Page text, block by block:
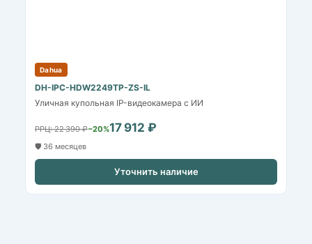
Dahua
DH-IPC-HDW2249TP-ZS-IL
Уличная купольная IP-видеокамера с ИИ
РРЦ: 22 390 ₽−20%17 912 ₽
🛡️ 36 месяцев
Уточнить наличие